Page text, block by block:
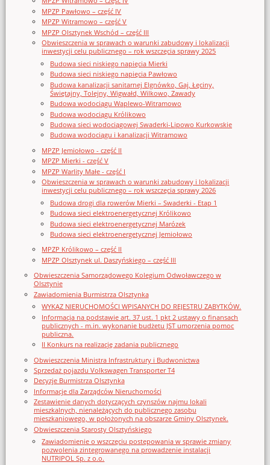
MPZP Pawłowo – część IV
MPZP Witramowo – część V
MPZP Olsztynek Wschód – część III
Obwieszczenia w sprawach o warunki zabudowy i lokalizacji
inwestycji celu publicznego – rok wszczęcia sprawy 2025
Budowa sieci niskiego napięcia Mierki
Budowa sieci niskiego napięcia Pawłowo
Budowa kanalizacji sanitarnej Elgnówko, Gaj, Łęciny,
Świętajny, Tolejny, Wigwałd, Wilkowo, Zawady
Budowa wodociągu Waplewo-Witramowo
Budowa wodociągu Królikowo
Budowa sieci wodociągowej Swaderki-Lipowo Kurkowskie
Budowa wodociągu i kanalizacji Witramowo
MPZP Jemiołowo - część II
MPZP Mierki - część V
MPZP Warlity Małe - część I
Obwieszczenia w sprawach o warunki zabudowy i lokalizacji
inwestycji celu publicznego – rok wszczęcia sprawy 2026
Budowa drogi dla rowerów Mierki – Swaderki - Etap 1
Budowa sieci elektroenergetycznej Królikowo
Budowa sieci elektroenergetycznej Marózek
Budowa sieci elektroenergetycznej Jemiołowo
MPZP Królikowo – część II
MPZP Olsztynek ul. Daszyńskiego – część III
Obwieszczenia Samorządowego Kolegium Odwoławczego w
Olsztynie
Zawiadomienia Burmistrza Olsztynka
WYKAZ NIERUCHOMOŚCI WPISANYCH DO REJESTRU ZABYTKÓW.
Informacja na podstawie art. 37 ust. 1 pkt 2 ustawy o finansach
publicznych - m.in. wykonanie budżetu JST umorzenia pomoc
publiczna.
II Konkurs na realizację zadania publicznego
Obwieszczenia Ministra Infrastruktury i Budwonictwa
Sprzedaż pojazdu Volkswagen Transporter T4
Decyzje Burmistrza Olsztynka
Informacje dla Zarządców Nieruchomości
Zestawienie danych dotyczących czynszów najmu lokali
mieszkalnych, nienależących do publicznego zasobu
mieszkaniowego, w położonych na obszarze Gminy Olsztynek.
Obwieszczenia Starosty Olsztyńskiego
Zawiadomienie o wszczęciu postępowania w sprawie zmiany
pozwolenia zintegrowanego na prowadzenie instalacji
NUTRIPOL Sp. z o.o.